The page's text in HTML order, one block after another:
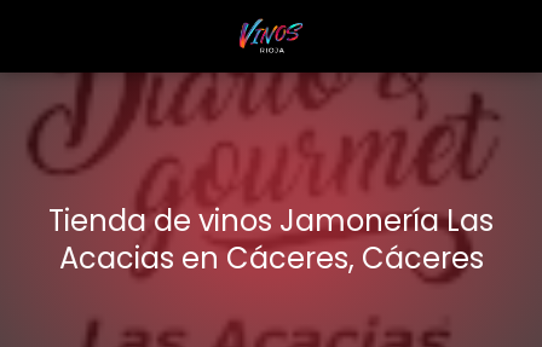
Tienda de vinos Jamonería Las
Acacias en Cáceres, Cáceres